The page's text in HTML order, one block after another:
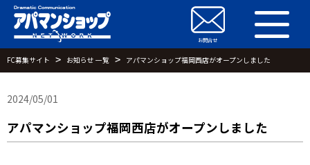
お問合せ
お問合せ
FC募集サイト お知らせ 一覧 アパマンショップ福岡西店がオープンしました
2024/05/01
アパマンショップ福岡西店がオープンしました